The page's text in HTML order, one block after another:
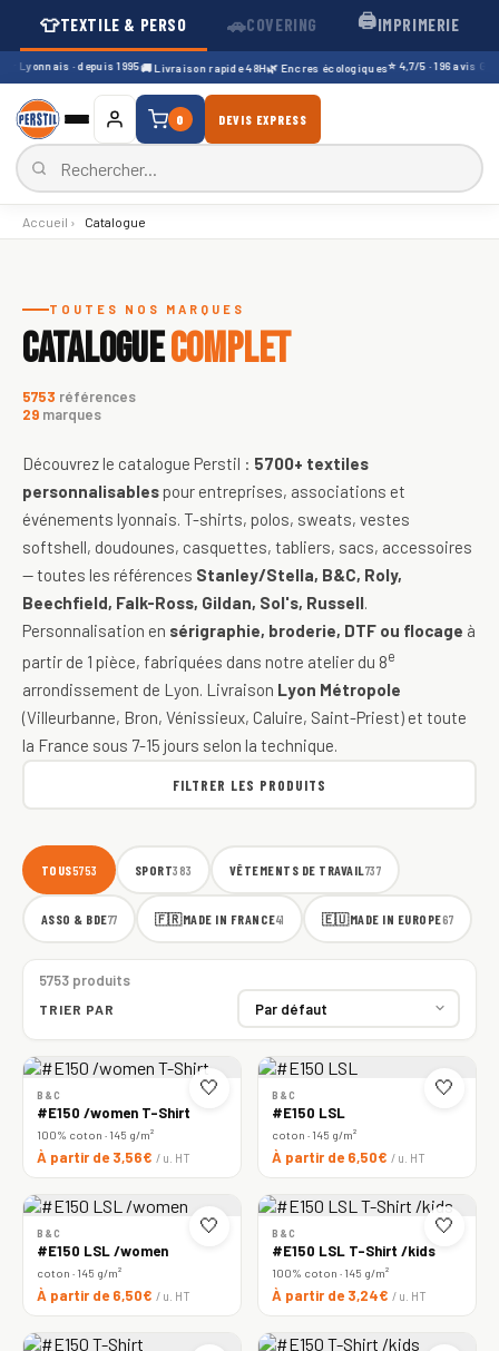
👕TEXTILE & PERSO 🚗COVERING 🖨️IMPRIMERIE
· depuis 1995🚚 Livraison rapide 48H🌿 Encres écologiques⭐ 4,7/5 · 196 avis Google
0 DEVIS EXPRESS
Accueil › Catalogue
TOUTES NOS MARQUES
CATALOGUECOMPLET
5753 références
29 marques
Découvrez le catalogue Perstil : 5700+ textiles
personnalisables pour entreprises, associations et
événements lyonnais. T-shirts, polos, sweats, vestes
softshell, doudounes, casquettes, tabliers, sacs, accessoires
— toutes les références Stanley/Stella, B&C, Roly,
Beechfield, Falk-Ross, Gildan, Sol's, Russell.
Personnalisation en sérigraphie, broderie, DTF ou flocage à
partir de 1 pièce, fabriquées dans notre atelier du 8e
arrondissement de Lyon. Livraison Lyon Métropole
(Villeurbanne, Bron, Vénissieux, Caluire, Saint-Priest) et toute
la France sous 7-15 jours selon la technique.
FILTRER LES PRODUITS
TOUS5753 SPORT383 VÊTEMENTS DE TRAVAIL737
ASSO & BDE77 🇫🇷MADE IN FRANCE41 🇪🇺MADE IN EUROPE67
5753 produits
TRIER PAR
🤍
B&C
#E150 /women T-Shirt
100% coton · 145 g/m²
À partir de 3,56€ / u. HT
🤍
B&C
#E150 LSL
coton · 145 g/m²
À partir de 6,50€ / u. HT
🤍
B&C
#E150 LSL /women
coton · 145 g/m²
À partir de 6,50€ / u. HT
🤍
B&C
#E150 LSL T-Shirt /kids
100% coton · 145 g/m²
À partir de 3,24€ / u. HT